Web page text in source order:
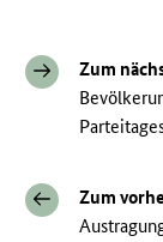
Zum
Zum